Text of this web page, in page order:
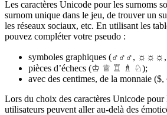
Les caractères Unicode pour les surnoms
surnom unique dans le jeu, de trouver un
les réseaux sociaux, etc. En utilisant les
pouvez compléter votre pseudo :
symboles graphiques (♂♂♂, ☼☼☼,
pièces d’échecs (♔ ♕ ♖ ♗ ♘);
avec des centimes, de la monnaie ($,
Lors du choix des caractères Unicode pour
utilisateurs peuvent aller au-delà des